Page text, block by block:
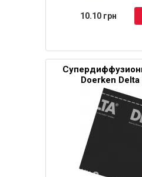
10.10 грн
Doerken Delta